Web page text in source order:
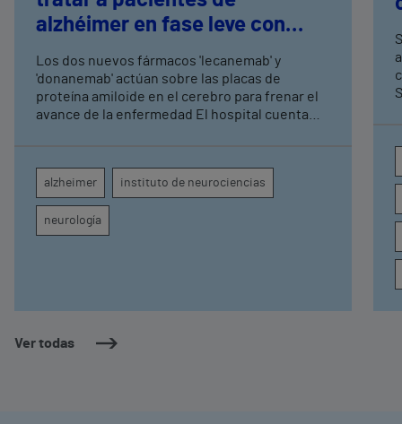
Ver todas
alzhéimer en fase leve con
terapias antiamiloide
Los dos nuevos fármacos 'lecanemab' y
'donanemab' actúan sobre las placas de
proteína amiloide en el cerebro para frenar el
avance de la enfermedad El hospital cuenta
seguimiento clínico de cada paciente
alzheimer instituto de neurociencias
neurología